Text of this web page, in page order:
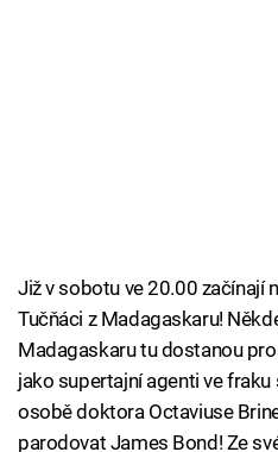
Již v sobotu ve 20.00 začínají
Tučňáci z Madagaskaru!
Madagaskaru tu dostanou
jako supertajní agenti ve
osobě doktora Octaviuse
parodovat James Bond! Ze